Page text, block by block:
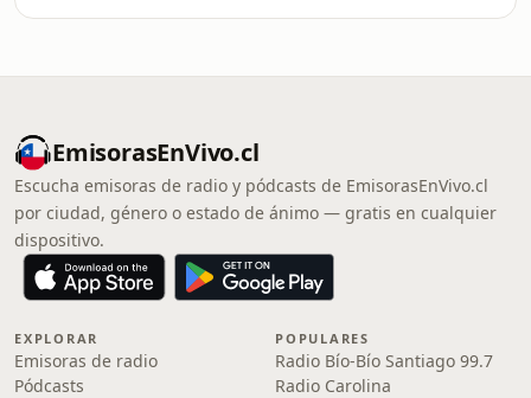
EmisorasEnVivo.cl
Escucha emisoras de radio y pódcasts de EmisorasEnVivo.cl
por ciudad, género o estado de ánimo — gratis en cualquier
dispositivo.
EXPLORAR
Emisoras de radio
Pódcasts
POPULARES
Radio Bío-Bío Santiago 99.7
Radio Carolina